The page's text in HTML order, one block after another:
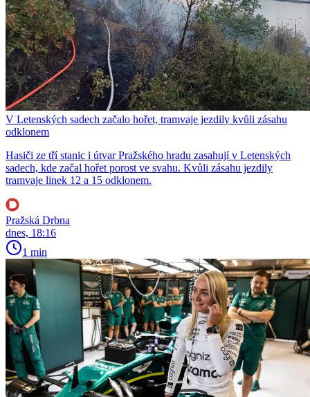
V Letenských sadech začalo hořet, tramvaje jezdily kvůli zásahu
odklonem
Hasiči ze tří stanic i útvar Pražského hradu zasahují v Letenských
sadech, kde začal hořet porost ve svahu. Kvůli zásahu jezdily
tramvaje linek 12 a 15 odklonem.
Pražská Drbna
dnes, 18:16
1 min